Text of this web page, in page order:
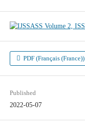
PDF (Français (France))
Published
2022-05-07